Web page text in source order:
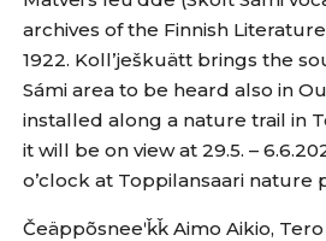
archives of the Finnish
1922. Kollʼješkuätt brings the
Sámi area to be heard also in
installed along a nature trail in
it will be on view at 29.5. –
o’clock at Toppilansaari nature
Čeäppõsneeʹǩǩ Aimo Aikio,